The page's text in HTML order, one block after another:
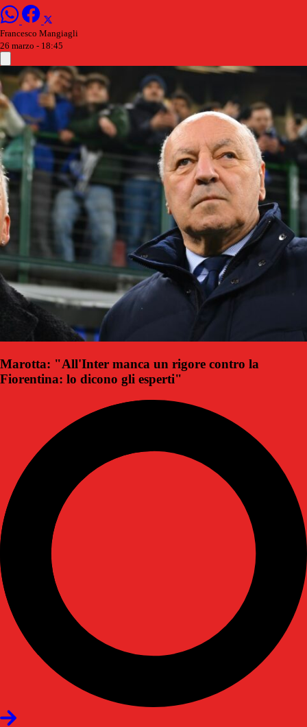
Francesco Mangiagli
26 marzo - 18:45
Marotta: "All'Inter manca un rigore contro la
Fiorentina: lo dicono gli esperti"